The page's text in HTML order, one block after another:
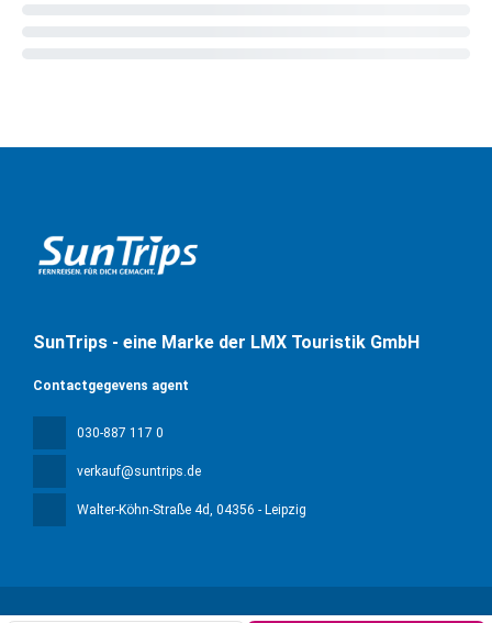
SunTrips - eine Marke der LMX Touristik GmbH
Contactgegevens agent
030-887 117 0
verkauf@suntrips.de
Walter-Köhn-Straße 4d , 04356 - Leipzig